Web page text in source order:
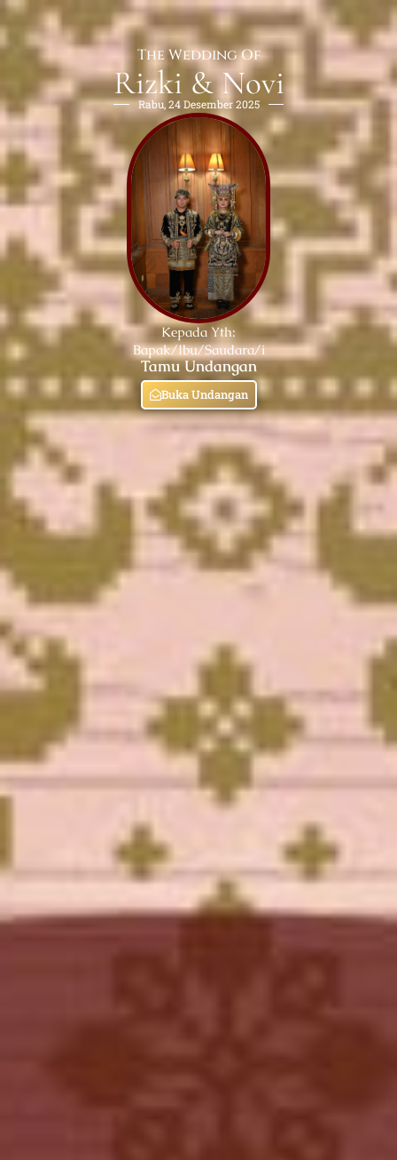
The Wedding Of
Rizki & Novi
Rabu, 24 Desember 2025
Kepada Yth:
Bapak/Ibu/Saudara/i
Tamu Undangan
Buka Undangan